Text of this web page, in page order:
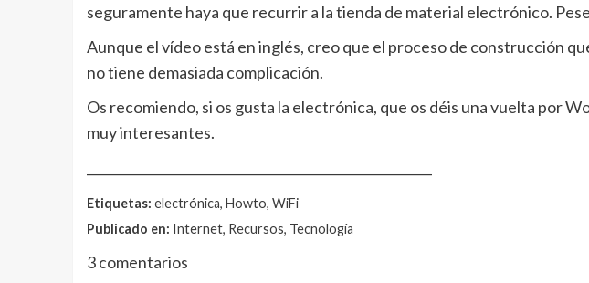
seguramente haya que recurrir a la tienda de material electrónico.
Aunque el vídeo está en inglés, creo que el proceso de construcción
no tiene demasiada complicación.
Os recomiendo, si os gusta la electrónica, que os déis una vuelta por
muy interesantes.
Etiquetas: electrónica, Howto, WiFi
Publicado en: Internet, Recursos, Tecnología
3 comentarios